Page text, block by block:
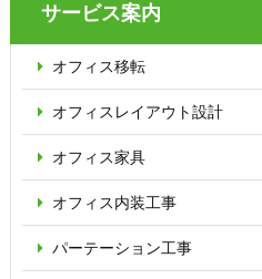
サービス案内
オフィス移転
オフィス レイアウト設計
オフィス家具
オフィス内装工事
パーテーション工事